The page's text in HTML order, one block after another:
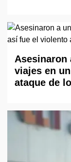
Asesinaron
viajes en
ataque de